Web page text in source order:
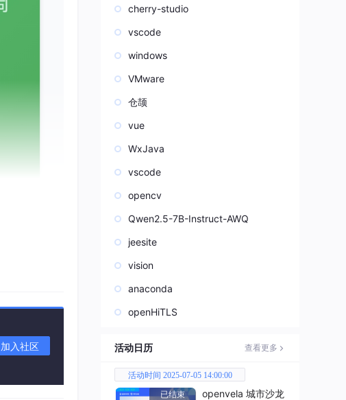
加入社区
cherry-studio
vscode
windows
VMware
仓颉
vue
WxJava
vscode
opencv
Qwen2.5-7B-Instruct-AWQ
jeesite
vision
anaconda
openHiTLS
活动日历 查看更多
活动时间 2025-07-05 14:00:00
已结束
openvela 城市沙龙